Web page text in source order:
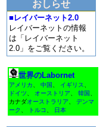
おしらせ
■レイバーネット2.0
レイバーネットの情報
は「レイバーネット
2.0」をご覧ください。
世界のLabornet
アメリカ 中国 イギリス
ドイツ
オーストリア 韓国
カナダオーストラリア
デンマ
ーク
トルコ 日本